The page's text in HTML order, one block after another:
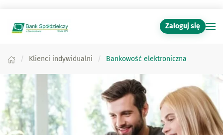
Zaloguj się
Klienci indywidualni Bankowość elektroniczna